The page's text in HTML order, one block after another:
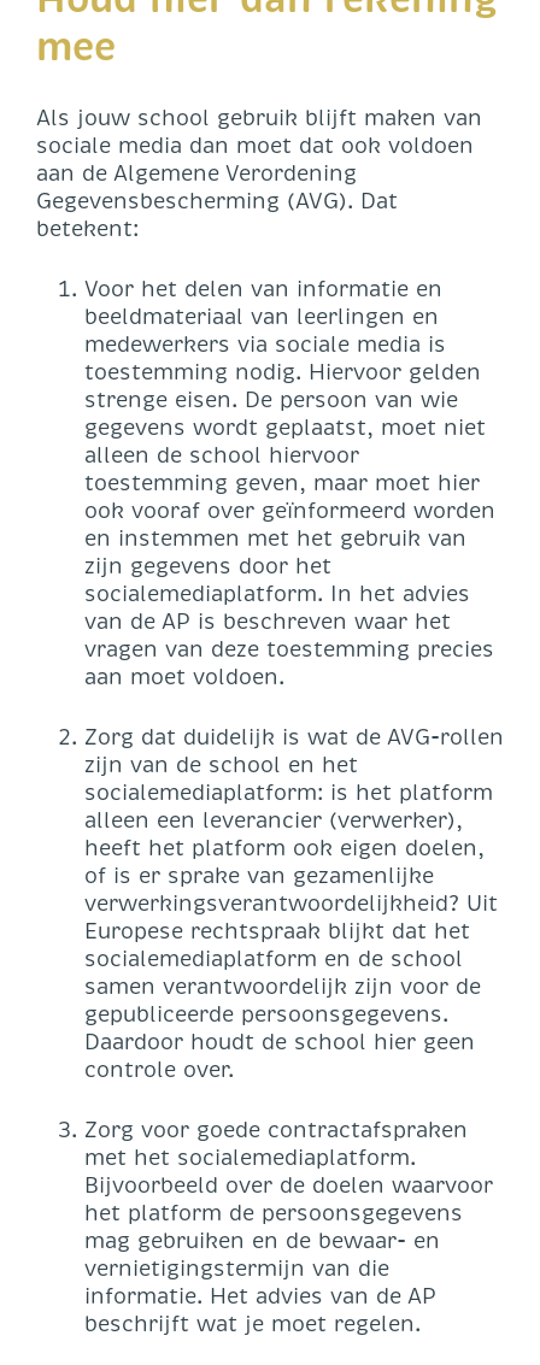
mee
Als jouw school gebruik blijft maken van
sociale media dan moet dat ook voldoen
aan de Algemene Verordening
Gegevensbescherming (AVG). Dat
betekent:
Voor het delen van informatie en
beeldmateriaal van leerlingen en
medewerkers via sociale media is
toestemming nodig. Hiervoor gelden
strenge eisen. De persoon van wie
gegevens wordt geplaatst, moet niet
alleen de school hiervoor
toestemming geven, maar moet hier
ook vooraf over geïnformeerd worden
en instemmen met het gebruik van
zijn gegevens door het
socialemediaplatform. In het advies
van de AP is beschreven waar het
vragen van deze toestemming precies
aan moet voldoen.
Zorg dat duidelijk is wat de AVG-rollen
zijn van de school en het
socialemediaplatform: is het platform
alleen een leverancier (verwerker),
heeft het platform ook eigen doelen,
of is er sprake van gezamenlijke
verwerkingsverantwoordelijkheid? Uit
Europese rechtspraak blijkt dat het
socialemediaplatform en de school
samen verantwoordelijk zijn voor de
gepubliceerde persoonsgegevens.
Daardoor houdt de school hier geen
controle over.
Zorg voor goede contractafspraken
met het socialemediaplatform.
Bijvoorbeeld over de doelen waarvoor
het platform de persoonsgegevens
mag gebruiken en de bewaar- en
vernietigingstermijn van die
informatie. Het advies van de AP
beschrijft wat je moet regelen.